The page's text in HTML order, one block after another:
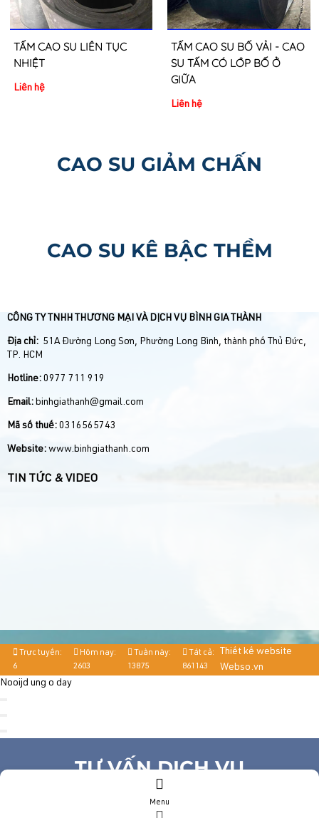
TẤM CAO SU LIÊN TỤC
NHIỆT
Liên hệ
TẤM CAO SU BỐ VẢI - CAO
SU TẤM CÓ LỚP BỐ Ở
GIỮA
Liên hệ
CAO SU GIẢM CHẤN
CAO SU KÊ BẬC THỀM
CÔNG TY TNHH THƯƠNG MẠI VÀ DỊCH VỤ BÌNH GIA THÀNH
Địa chỉ: 51A Đường Long Sơn, Phường Long Bình, thành phố Thủ Đức,
TP. HCM
Hotline: 0977 711 919
Email: binhgiathanh@gmail.com
Mã số thuế: 0316565743
Website: www.binhgiathanh.com
TIN TỨC & VIDEO
Trực tuyến:
6
Hôm nay:
2603
Tuần này:
13875
Tất cả:
861143
Thiết kế website
Webso.vn
Menu
Nooijd ung o day
TƯ VẤN DỊCH VỤ